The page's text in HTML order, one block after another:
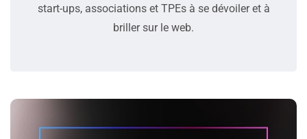
start-ups, associations et TPEs à se dévoiler et à
briller sur le web.